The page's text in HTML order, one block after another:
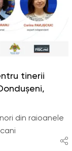
tinerii
din raioanele